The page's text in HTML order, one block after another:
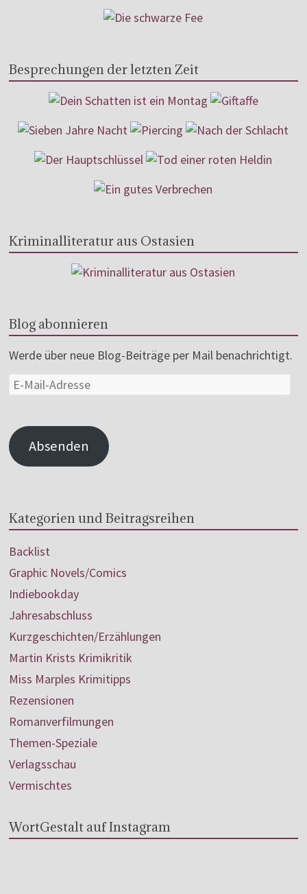
Besprechungen der letzten Zeit
Kriminalliteratur aus Ostasien
Blog abonnieren
Werde über neue Blog-Beiträge per Mail benachrichtigt.
Absenden
Kategorien und Beitragsreihen
Backlist
Graphic Novels/Comics
Indiebookday
Jahresabschluss
Kurzgeschichten/Erzählungen
Martin Krists Krimikritik
Miss Marples Krimitipps
Rezensionen
Romanverfilmungen
Themen-Speziale
Verlagsschau
Vermischtes
WortGestalt auf Instagram